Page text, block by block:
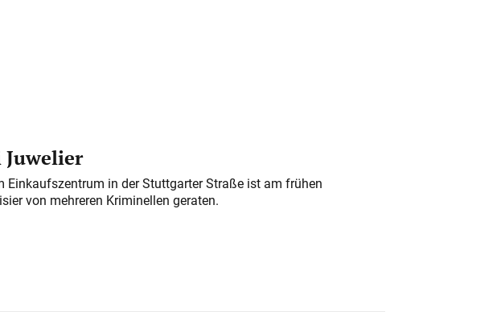
Juwelier
Einkaufszentrum in der Stuttgarter Straße ist am frühen
von mehreren Kriminellen geraten.